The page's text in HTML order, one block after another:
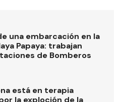
una embarcación en la
Papaya: trabajan
de Bomberos
está en terapia
la exploción de la